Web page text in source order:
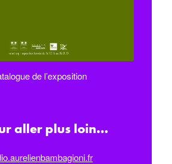
de l’exposition
aller plus loin…